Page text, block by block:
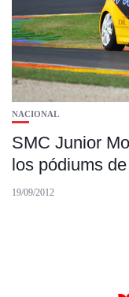
NACIONAL
SMC Junior
los pódiums
19/09/2012